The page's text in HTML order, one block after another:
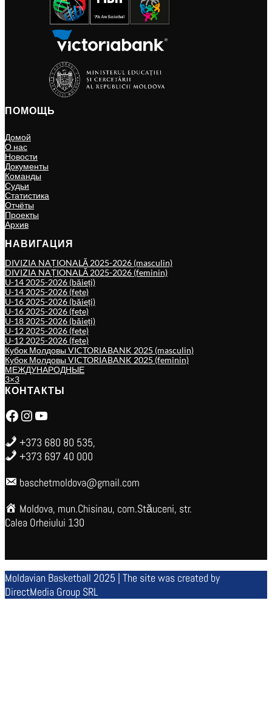
ПОМОЩЬ
Домой
О нас
Новости
Документы
Команды
Судьи
Статистика
Отчёты
Проекты
Архив
НАВИГАЦИЯ
DIVIZIA NAȚIONALĂ 2025-2026 (masculin)
DIVIZIA NAȚIONALĂ 2025-2026 (feminin)
U-14 2025-2026 (băieți)
U-14 2025-2026 (fete)
U-16 2025-2026 (băieți)
U-16 2025-2026 (fete)
U-18 2025-2026 (băieți)
U-12 2025-2026 (fete)
U-12 2025-2026 (fete)
Кубок Молдовы VICTORIABANK 2025 (masculin)
Кубок Молдовы VICTORIABANK 2025 (feminin)
МЕЖДУНАРОДНЫЕ
3×3
КОНТАКТЫ
Facebook Instagram YouTube
+373 680 80 535,
+373 697 40 000
baschetmoldova@gmail.com
Moldova, mun.Chisinau, com.Stăuceni, str.
Calea Orheiului 130
Moldavian Basketball 2025 | The site was created by
DirectMedia Group SRL